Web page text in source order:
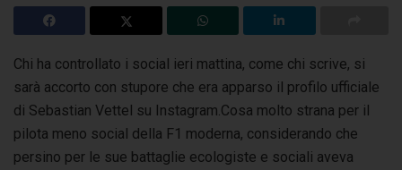
Chi ha controllato i social ieri mattina, come chi scrive, si
sarà accorto con stupore che era apparso il profilo ufficiale
di Sebastian Vettel su Instagram. Cosa molto strana per il
pilota meno social della F1 moderna, considerando che
persino per le sue battaglie ecologiste e sociali aveva